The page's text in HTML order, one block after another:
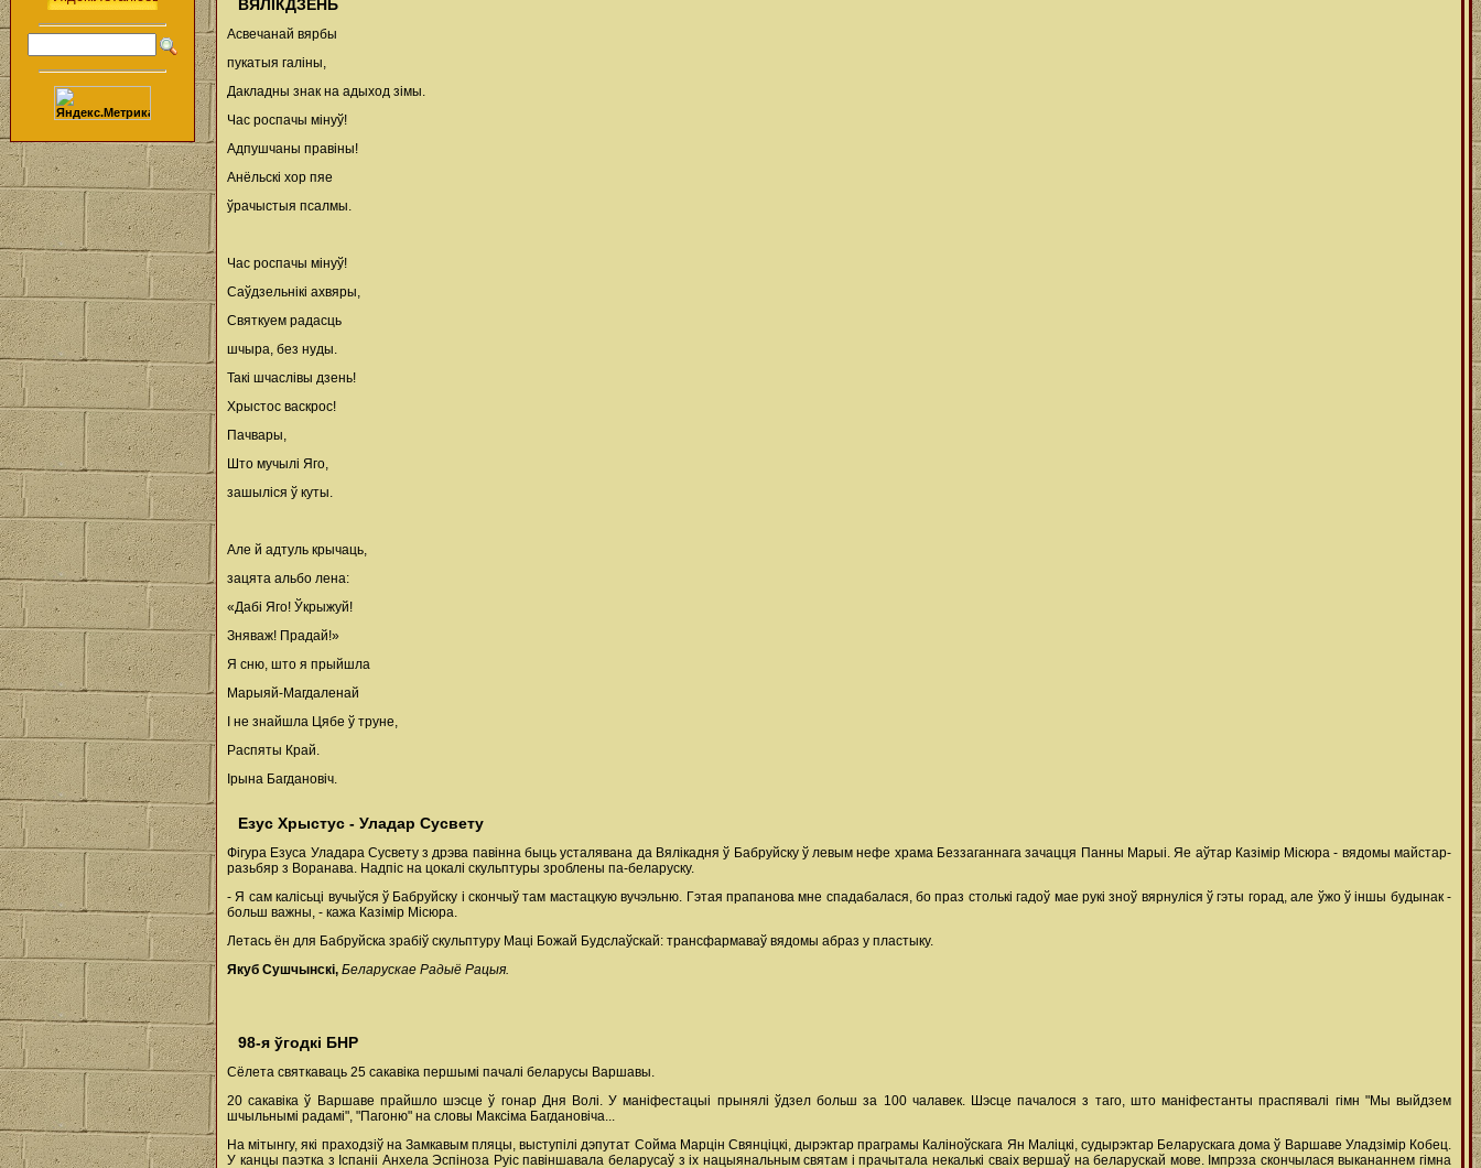
ВЯЛІКДЗЕНЬ
Асвечанай вярбы
пукатыя галіны,
Дакладны знак на адыход зімы.
Час роспачы мінуў!
Адпушчаны правіны!
Анёльскі хор пяе
ўрачыстыя псалмы.
Час роспачы мінуў!
Саўдзельнікі ахвяры,
Святкуем радасць
шчыра, без нуды.
Такі шчаслівы дзень!
Хрыстос васкрос!
Пачвары,
Што мучылі Яго,
зашыліся ў куты.
Але й адтуль крычаць,
зацята альбо лена:
«Дабі Яго! Ўкрыжуй!
Зняваж! Прадай!»
Я сню, што я прыйшла
Марыяй-Магдаленай
І не знайшла Цябе ў труне,
Распяты Край.
Ірына Багдановіч.
Езус Хрыстус - Уладар Сусвету
Фігура Езуса Уладара Сусвету з дрэва павінна быць усталявана да Вялікадня ў Бабруйску ў левым нефе храма Беззаганнага зачацця Панны Марыі. Яе аўтар Казімір Місюра - вядомы майстар-
разьбяр з Воранава. Надпіс на цокалі скульптуры зроблены па-беларуску.
- Я сам калісьці вучыўся ў Бабруйску і скончыў там мастацкую вучэльню. Гэтая прапанова мне спадабалася, бо праз столькі гадоў мае рукі зноў вярнуліся ў гэты горад, але ўжо ў іншы будынак -
больш важны, - кажа Казімір Місюра.
Летась ён для Бабруйска зрабіў скульптуру Маці Божай Будслаўскай: трансфармаваў вядомы абраз у пластыку.
Якуб Сушчынскі, Беларускае Радыё Рацыя.
98-я ўгодкі БНР
Сёлета святкаваць 25 сакавіка першымі пачалі беларусы Варшавы.
20 сакавіка ў Варшаве прайшло шэсце ў гонар Дня Волі. У маніфестацыі прынялі ўдзел больш за 100 чалавек. Шэсце пачалося з таго, што маніфестанты праспявалі гімн "Мы выйдзем
шчыльнымі радамі", "Пагоню" на словы Максіма Багдановіча...
На мітынгу, які праходзіў на Замкавым пляцы, выступілі дэпутат Сойма Марцін Свянціцкі, дырэктар праграмы Каліноўскага Ян Маліцкі, судырэктар Беларускага дома ў Варшаве Уладзімір Кобец.
У канцы паэтка з Іспаніі Анхела Эспіноза Руіс павіншавала беларусаў з іх нацыянальным святам і прачытала некалькі сваіх вершаў на беларускай мове. Імпрэза скончылася выкананнем гімна